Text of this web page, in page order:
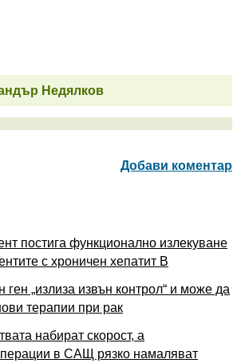
Недялков
Добави коментар
постига функционално излекуване
с хроничен хепатит B
„излиза извън контрол“ и може да
терапии при рак
набират скорост, а
в САЩ рязко намаляват